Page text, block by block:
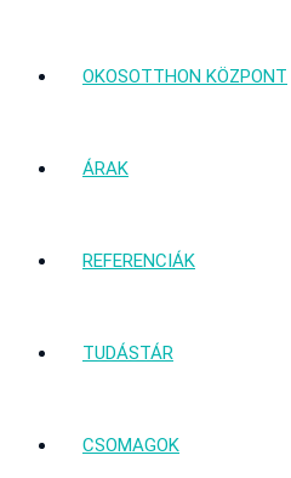
OKOSOTTHON KÖZPONT
ÁRAK
REFERENCIÁK
TUDÁSTÁR
CSOMAGOK